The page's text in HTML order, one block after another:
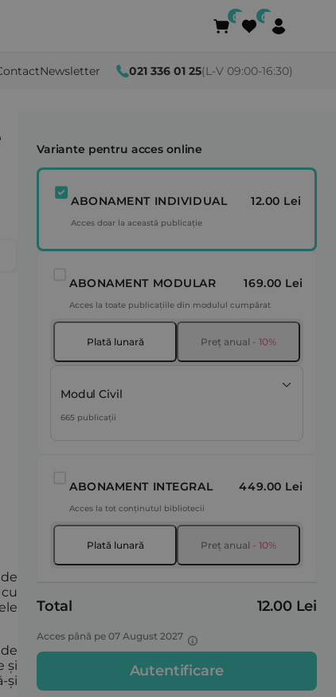
Newsletter 021 336 01 25(L-V 09:00-16:30)
și
și
Variante pentru acces online
ABONAMENT INDIVIDUAL 12.00 Lei
Acces doar la această publicație
ABONAMENT MODULAR 169.00 Lei
Acces la toate publicațiile din modulul cumpărat
Plată lunară Preț anual - 10%
Modul Civil
665 publicații
ABONAMENT INTEGRAL 449.00 Lei
Acces la tot conținutul bibliotecii
Plată lunară Preț anual - 10%
Total 12.00 Lei
Acces până pe 07 August 2027
Autentificare